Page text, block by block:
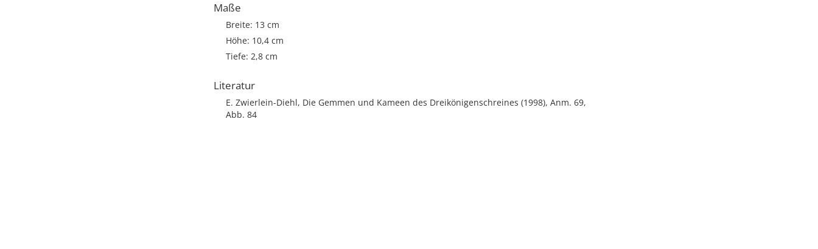
Maße
Breite: 13 cm
Höhe: 10,4 cm
Tiefe: 2,8 cm
Literatur
E. Zwierlein-Diehl, Die Gemmen und Kameen des Dreikönigenschreines (1998), Anm. 69,
Abb. 84